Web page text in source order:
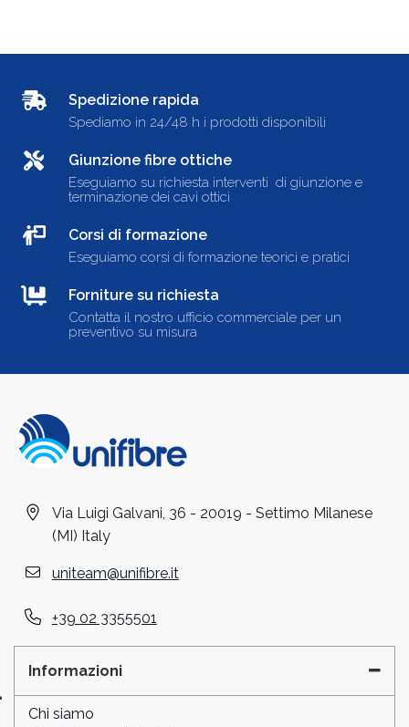
Spedizione rapida
Spediamo in 24/48 h i prodotti disponibili
Giunzione fibre ottiche
Eseguiamo su richiesta interventi di giunzione e
terminazione dei cavi ottici
Corsi di formazione
Eseguiamo corsi di formazione teorici e pratici
Forniture su richiesta
Contatta il nostro ufficio commerciale per un
preventivo su misura
Via Luigi Galvani, 36 - 20019 - Settimo Milanese
(MI) Italy
uniteam@unifibre.it
+39 02 3355501
Informazioni
Chi siamo